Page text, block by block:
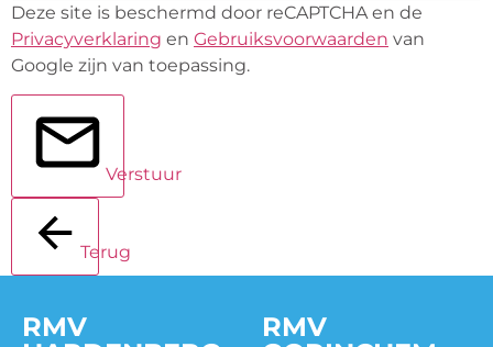
Deze site is beschermd door reCAPTCHA en de
Privacyverklaring en Gebruiksvoorwaarden van
Google zijn van toepassing.
Verstuur
Terug
RMV
RMV